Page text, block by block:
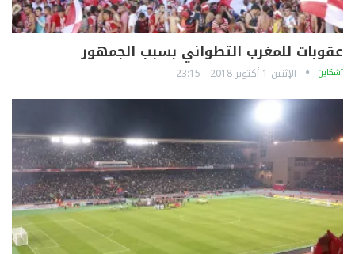
عقوبات للمغرب التطواني بسبب الجمهور
آشكاين الإثنين 1 أكتوبر 2018 - 23:15